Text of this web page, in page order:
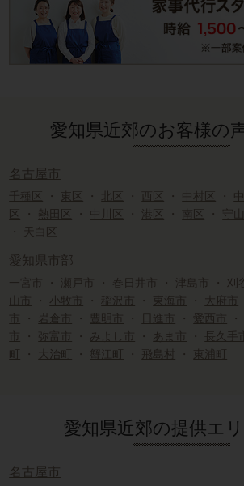
愛知県近郊のお客様の
名古屋市
千種区 ・ 東区 ・ 北区 ・ 西区 ・ 中村区 ・
区
・ 熱田区 ・ 中川区 ・ 港区 ・ 南区 ・ 守
・
天白区
愛知県市部
一宮市 ・ 瀬戸市 ・ 春日井市 ・ 津島市 ・ 刈
山市
・ 小牧市 ・ 稲沢市 ・ 東海市 ・ 大府市
・ 岩倉市 ・ 豊明市 ・ 日進市 ・ 愛西市 ・
・ 弥富市 ・ みよし市 ・ あま市 ・ 長久手市
町
・ 大治町 ・ 蟹江町 ・ 飛島村 ・ 東浦町
愛知県近郊の提供エ
名古屋市